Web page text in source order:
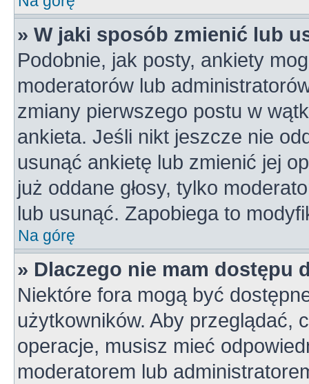
» W jaki sposób zmienić lub
Podobnie, jak posty, ankiety
moderatorów lub
zmiany pierwszego postu w
ankieta. Jeśli nikt jeszcze nie
usunąć ankietę lub zmienić jej
już oddane głosy, tylko
lub usunąć. Zapobiega to
Na górę
» Dlaczego nie mam dostępu
Niektóre fora mogą być
użytkowników. Aby przeglądać,
operacje, musisz mieć
moderatorem lub